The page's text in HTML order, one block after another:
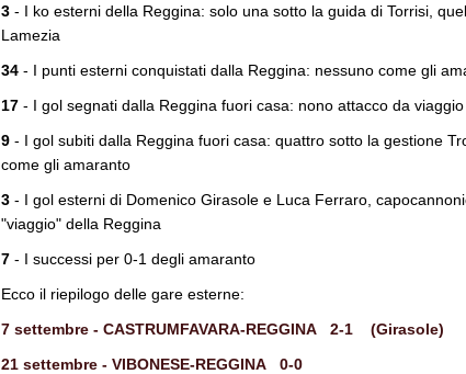
3 - I ko esterni della Reggina: solo una sotto la guida di Torrisi,
Lamezia
34 - I punti esterni conquistati dalla Reggina: nessuno come gli
17 - I gol segnati dalla Reggina fuori casa: nono attacco da viaggio
9 - I gol subiti dalla Reggina fuori casa: quattro sotto la gestione
come gli amaranto
3 - I gol esterni di Domenico Girasole e Luca Ferraro,
"viaggio" della Reggina
7 - I successi per 0-1 degli amaranto
Ecco il riepilogo delle gare esterne:
7 settembre - CASTRUMFAVARA-REGGINA 2-1 (Girasole)
21 settembre - VIBONESE-REGGINA 0-0